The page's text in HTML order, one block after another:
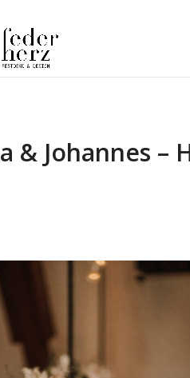
& Johannes –